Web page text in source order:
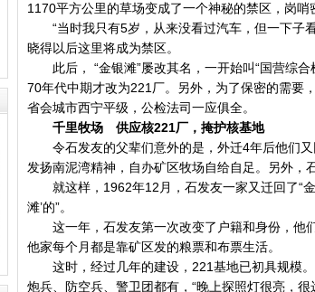
1170平方公里的草场变成了一个神秘的禁区，岗哨
“当时我只有5岁，从来没看过汽车，但一下子看
晓得以后这里将成为禁区。
此后， “金银滩”屡改其名，一开始叫“国营综合
70年代中期才改为221厂。另外，为了保密的需要
省会城市西宁平级，公检法司一应俱全。
千里牧场 供应核221厂，掩护核基地
令石发友的父辈们意外的是，外迁4年后他们又
发扬南泥湾精神，自办矿区牧场自给自足。另外，
就这样，1962年12月，石发友一家又迁回了“金
滩’的”。
这一年，石发友第一次改变了户籍和身份，他们
他家每个月都是靠矿区发的粮票和布票生活。
这时，经过几年的建设，221基地已初具规模。
炮兵、防空兵、警卫团都有，“晚上探照灯很亮，很